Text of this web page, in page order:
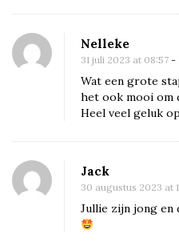
i
I
t
a
l
i
ë
!
Nelleke
31 juli 2023 at 08:57 -
Wat een grote
het ook mooi om
Heel veel geluk
Jack
30 augustus 2023 at
Jullie zijn jong en